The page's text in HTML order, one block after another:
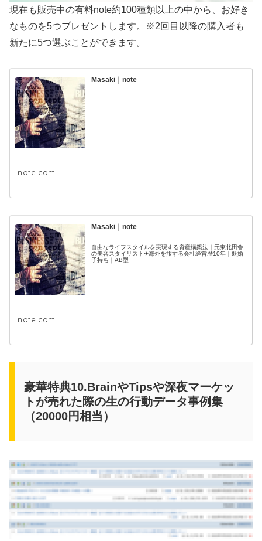
現在も販売中の有料note約100種類以上の中から、お好き
なものを5つプレゼントします。※2回目以降の購入者も
新たに5つ選ぶことができます。
Masaki｜note
note.com
Masaki｜note
自由なライフスタイルを実現する資産構築法｜元東北田舎
の美容スタイリスト✈海外を旅する会社経営歴10年｜既婚
子持ち｜AB型
note.com
豪華特典10.BrainやTipsや深夜マーケッ
トが売れた際の生の行動データ事例集
（20000円相当）